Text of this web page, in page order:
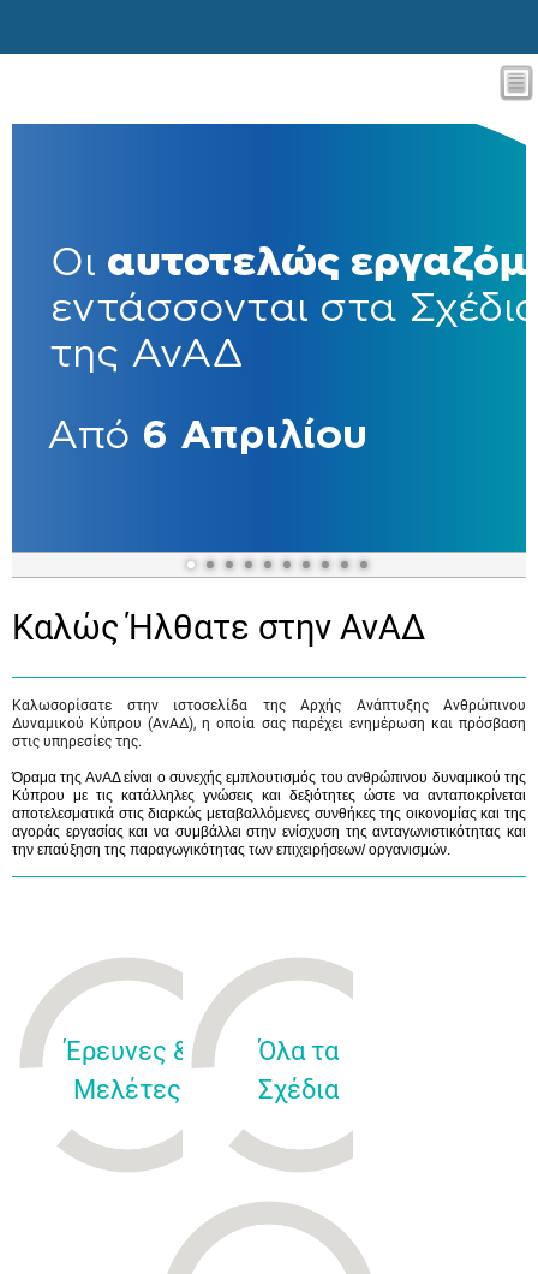
Καλώς Ήλθατε στην ΑνΑΔ
Καλωσορίσατε στην ιστοσελίδα της Αρχής Ανάπτυξης Ανθρώπινου
Δυναμικού Κύπρου (ΑνΑΔ), η οποία σας παρέχει ενημέρωση και πρόσβαση
στις υπηρεσίες της.
Όραμα της ΑνΑΔ είναι ο συνεχής εμπλουτισμός του ανθρώπινου δυναμικού της
Κύπρου με τις κατάλληλες γνώσεις και δεξιότητες ώστε να ανταποκρίνεται
αποτελεσματικά στις διαρκώς μεταβαλλόμενες συνθήκες της οικονομίας και της
αγοράς εργασίας και να συμβάλλει στην ενίσχυση της ανταγωνιστικότητας και
την επαύξηση της παραγωγικότητας των επιχειρήσεων/ οργανισμών.
Έρευνες &
Μελέτες
Όλα τα
Σχέδια